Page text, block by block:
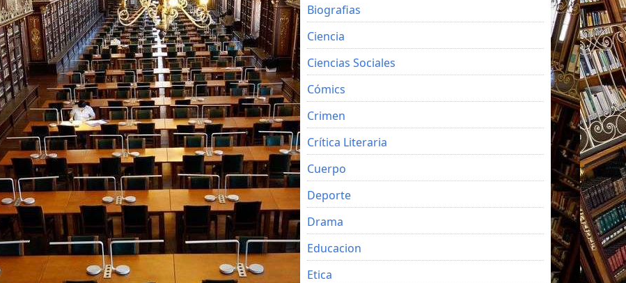
Biografias
Ciencia
Ciencias Sociales
Cómics
Crimen
Crítica Literaria
Cuerpo
Deporte
Drama
Educacion
Etica